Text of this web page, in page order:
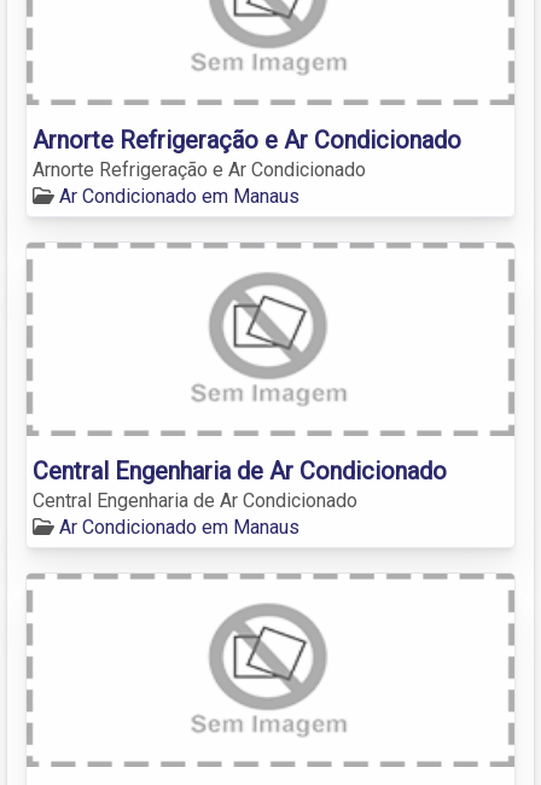
Arnorte Refrigeração e Ar Condicionado
Arnorte Refrigeração e Ar Condicionado
Ar Condicionado em Manaus
Central Engenharia de Ar Condicionado
Central Engenharia de Ar Condicionado
Ar Condicionado em Manaus